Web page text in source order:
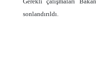
sonlandırıldı.